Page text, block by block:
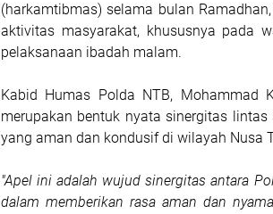
(harkamtibmas) selama bulan
aktivitas masyarakat, khususnya pada
pelaksanaan ibadah malam.
Kabid Humas Polda NTB, Mohammad
merupakan bentuk nyata sinergitas
yang aman dan kondusif di wilayah Nusa
"Apel ini adalah wujud sinergitas antara
dalam memberikan rasa aman dan